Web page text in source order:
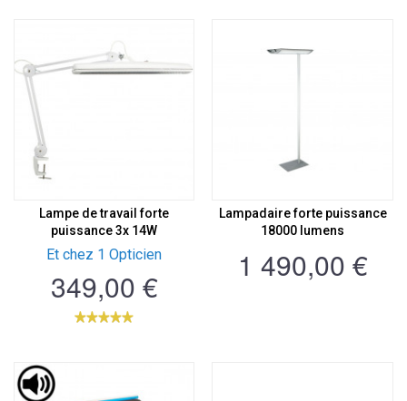
Lampe de travail forte
puissance 3x 14W
Et chez 1 Opticien
349,00 €
Lampadaire forte puissance
18000 lumens
1 490,00 €